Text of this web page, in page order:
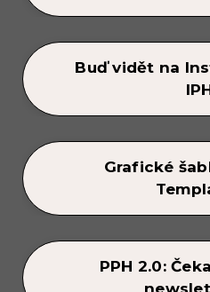
Buď vidět na
Grafické
PPH 2.0: